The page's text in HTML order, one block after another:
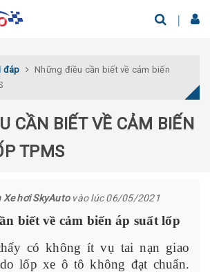
đáp
Những điều cần biết về cảm biến
CẦN BIẾT VỀ CẢM BIẾN
TPMS
Xe hơi SkyAutovào lúc 06/05/2021
biết về cảm biến áp suất lốp
có không ít vụ tai nạn giao
lốp xe ô tô không đạt chuẩn.